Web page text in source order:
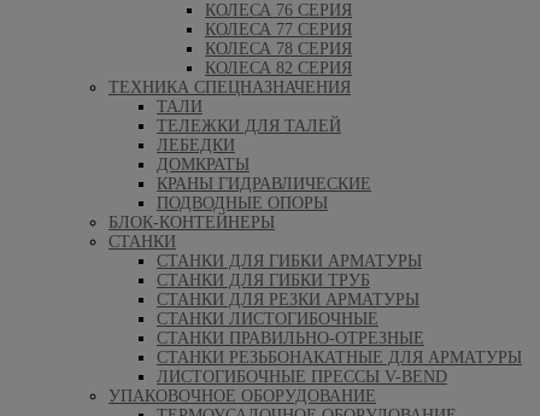
КОЛЕСА 76 СЕРИЯ
КОЛЕСА 77 СЕРИЯ
КОЛЕСА 78 СЕРИЯ
КОЛЕСА 82 СЕРИЯ
ТЕХНИКА СПЕЦНАЗНАЧЕНИЯ
ТАЛИ
ТЕЛЕЖКИ ДЛЯ ТАЛЕЙ
ЛЕБЕДКИ
ДОМКРАТЫ
КРАНЫ ГИДРАВЛИЧЕСКИЕ
ПОДВОДНЫЕ ОПОРЫ
БЛОК-КОНТЕЙНЕРЫ
СТАНКИ
СТАНКИ ДЛЯ ГИБКИ АРМАТУРЫ
СТАНКИ ДЛЯ ГИБКИ ТРУБ
СТАНКИ ДЛЯ РЕЗКИ АРМАТУРЫ
СТАНКИ ЛИСТОГИБОЧНЫЕ
СТАНКИ ПРАВИЛЬНО-ОТРЕЗНЫЕ
СТАНКИ РЕЗЬБОНАКАТНЫЕ ДЛЯ АРМАТУРЫ
ЛИСТОГИБОЧНЫЕ ПРЕССЫ V-BEND
УПАКОВОЧНОЕ ОБОРУДОВАНИЕ